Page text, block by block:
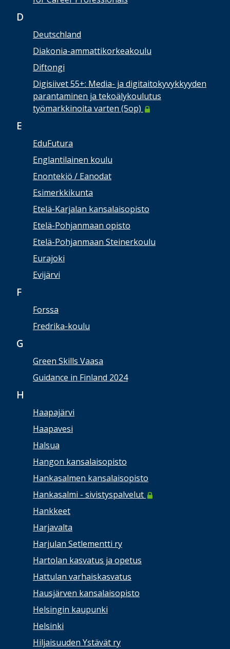
D
Deutschland
Diakonia-ammattikorkeakoulu
Diftongi
Digisiivet 55+: Media- ja digitaitokyvykkyyden
parantaminen ja tekoälykoulutus
työmarkkinoita varten (5op)
E
EduFutura
Englantilainen koulu
Enontekiö / Eanodat
Esimerkkikunta
Etelä-Karjalan kansalaisopisto
Etelä-Pohjanmaan opisto
Etelä-Pohjanmaan Steinerkoulu
Eurajoki
Evijärvi
F
Forssa
Fredrika-koulu
G
Green Skills Vaasa
Guidance in Finland 2024
H
Haapajärvi
Haapavesi
Halsua
Hangon kansalaisopisto
Hankasalmen kansalaisopisto
Hankasalmi - sivistyspalvelut
Hankkeet
Harjavalta
Harjulan Setlementti ry
Hartolan kasvatus ja opetus
Hattulan varhaiskasvatus
Hausjärven kansalaisopisto
Helsingin kaupunki
Helsinki
Hiljaisuuden Ystävät ry